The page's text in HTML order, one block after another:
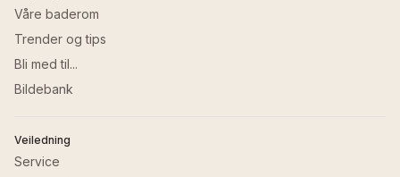
Våre baderom
Trender og tips
Bli med til...
Bildebank
Veiledning
Service